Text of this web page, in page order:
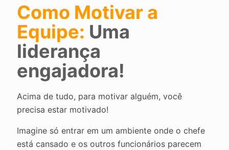
Como Motivar a
Equipe: Uma
liderança
engajadora!
Acima de tudo, para motivar alguém, você
precisa estar motivado!
Imagine só entrar em um ambiente onde o chefe
está cansado e os outros funcionários parecem